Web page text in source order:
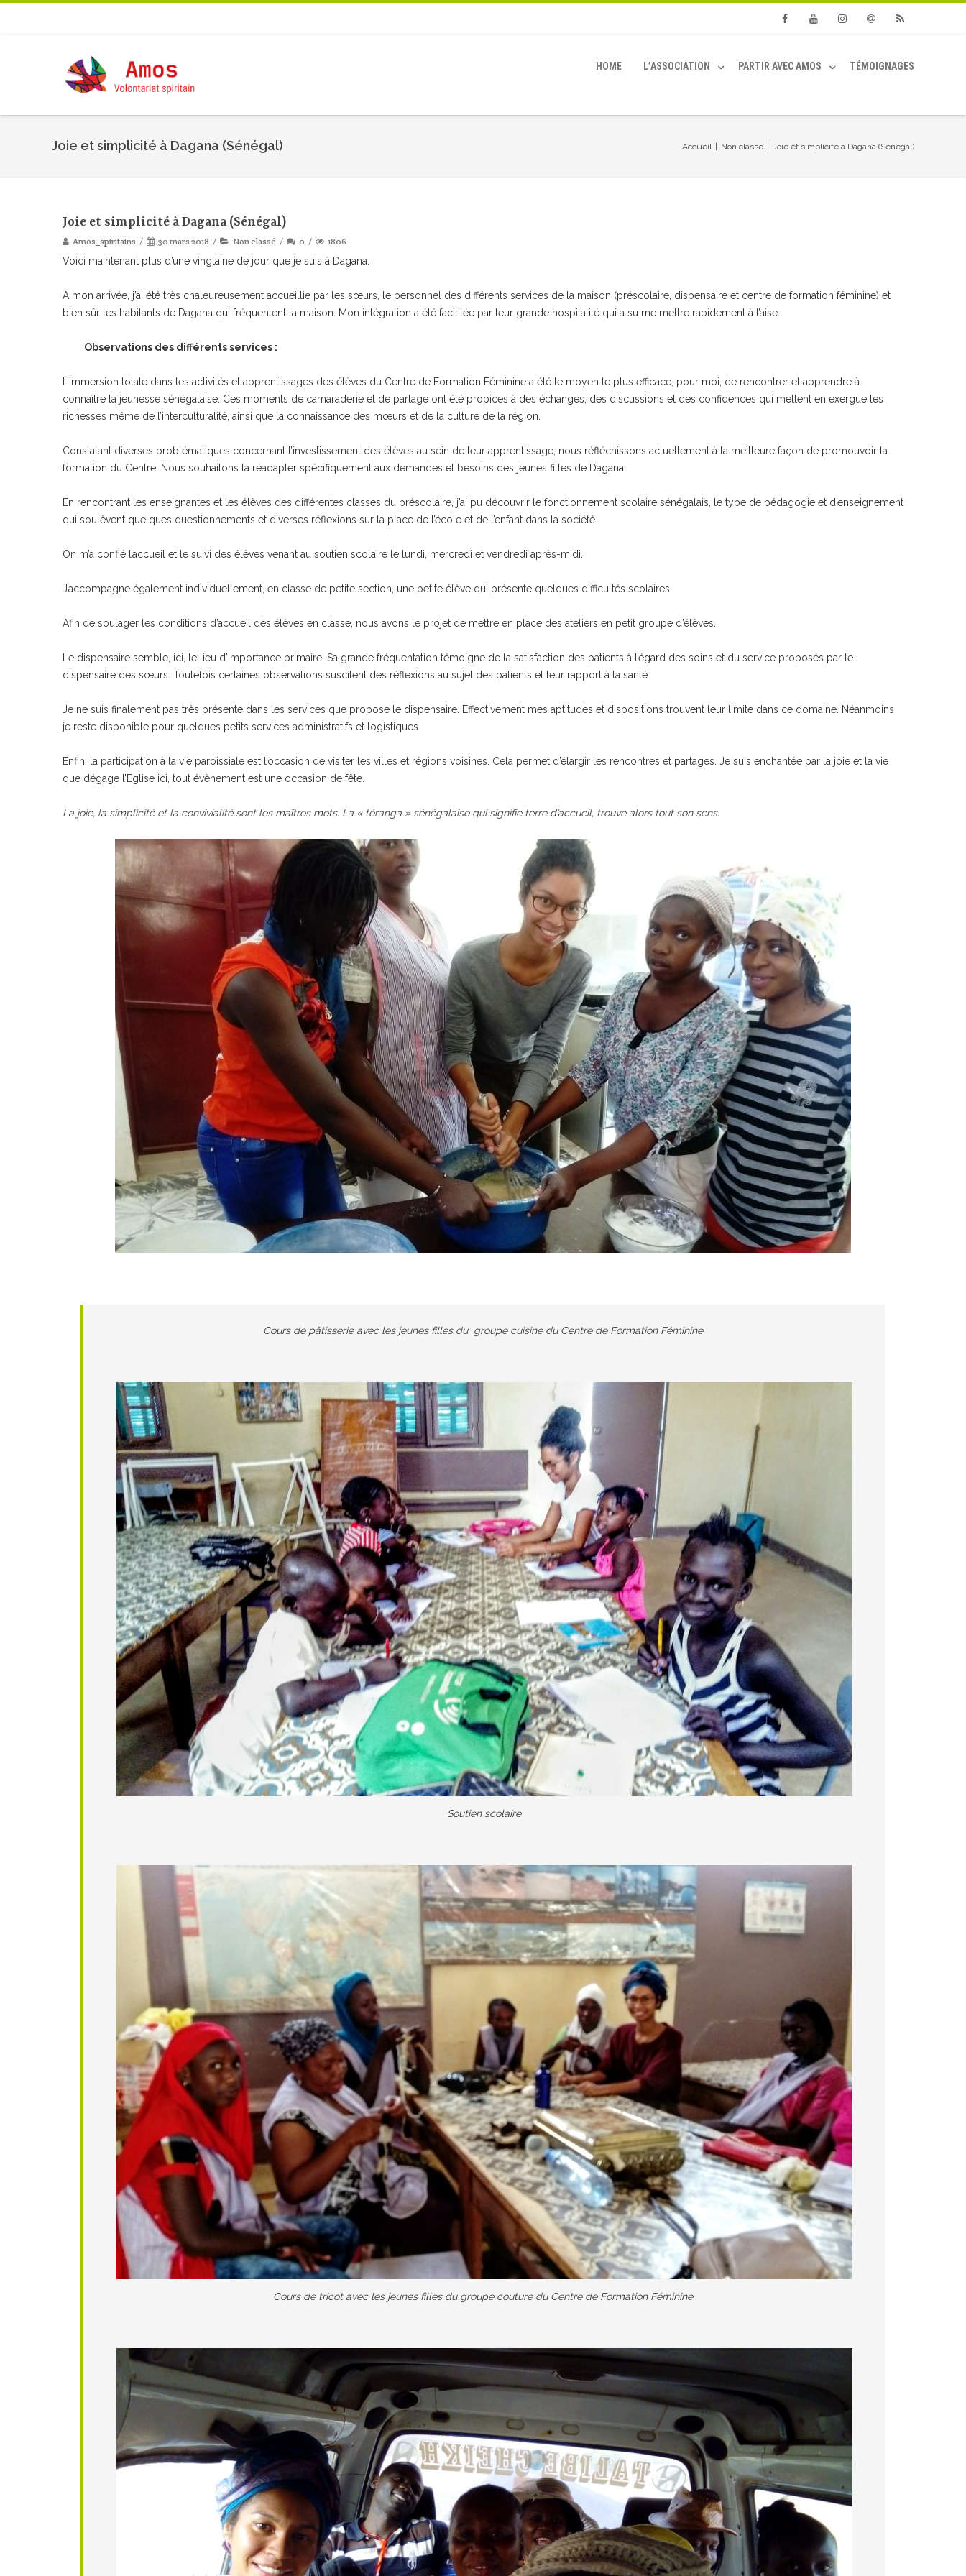
HOME L’ASSOCIATION PARTIR AVEC AMOS TÉMOIGNAGES
Joie et simplicité à Dagana (Sénégal) Accueil Non classé Joie et simplicité à Dagana (Sénégal)
Joie et simplicité à Dagana (Sénégal)
Amos_spiritains 30 mars 2018 Non classé 0 1806
Voici maintenant plus d’une vingtaine de jour que je suis à Dagana.
A mon arrivée, j’ai été très chaleureusement accueillie par les sœurs, le personnel des différents services de la maison (préscolaire, dispensaire et centre de formation féminine) et
bien sûr les habitants de Dagana qui fréquentent la maison. Mon intégration a été facilitée par leur grande hospitalité qui a su me mettre rapidement à l’aise.
Observations des différents services :
L’immersion totale dans les activités et apprentissages des élèves du Centre de Formation Féminine a été le moyen le plus efficace, pour moi, de rencontrer et apprendre à
connaître la jeunesse sénégalaise. Ces moments de camaraderie et de partage ont été propices à des échanges, des discussions et des confidences qui mettent en exergue les
richesses même de l’interculturalité, ainsi que la connaissance des mœurs et de la culture de la région.
Constatant diverses problématiques concernant l’investissement des élèves au sein de leur apprentissage, nous réfléchissons actuellement à la meilleure façon de promouvoir la
formation du Centre. Nous souhaitons la réadapter spécifiquement aux demandes et besoins des jeunes filles de Dagana.
En rencontrant les enseignantes et les élèves des différentes classes du préscolaire, j’ai pu découvrir le fonctionnement scolaire sénégalais, le type de pédagogie et d’enseignement
qui soulèvent quelques questionnements et diverses réflexions sur la place de l’école et de l’enfant dans la société.
On m’a confié l’accueil et le suivi des élèves venant au soutien scolaire le lundi, mercredi et vendredi après-midi.
J’accompagne également individuellement, en classe de petite section, une petite élève qui présente quelques difficultés scolaires.
Afin de soulager les conditions d’accueil des élèves en classe, nous avons le projet de mettre en place des ateliers en petit groupe d’élèves.
Le dispensaire semble, ici, le lieu d’importance primaire. Sa grande fréquentation témoigne de la satisfaction des patients à l’égard des soins et du service proposés par le
dispensaire des sœurs. Toutefois certaines observations suscitent des réflexions au sujet des patients et leur rapport à la santé.
Je ne suis finalement pas très présente dans les services que propose le dispensaire. Effectivement mes aptitudes et dispositions trouvent leur limite dans ce domaine. Néanmoins
je reste disponible pour quelques petits services administratifs et logistiques.
Enfin, la participation à la vie paroissiale est l’occasion de visiter les villes et régions voisines. Cela permet d’élargir les rencontres et partages. Je suis enchantée par la joie et la vie
que dégage l’Eglise ici, tout évènement est une occasion de fête.
La joie, la simplicité et la convivialité sont les maîtres mots. La « téranga » sénégalaise qui signifie terre d’accueil, trouve alors tout son sens.
Cours de pâtisserie avec les jeunes filles du groupe cuisine du Centre de Formation Féminine.
Soutien scolaire
Cours de tricot avec les jeunes filles du groupe couture du Centre de Formation Féminine.